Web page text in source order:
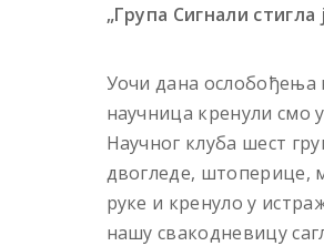
„Група Сигнали
Уочи дана ослобођења
научница кренули смо
Научног клуба шест
двогледе, штоперице,
руке и кренуло у
нашу свакодневицу